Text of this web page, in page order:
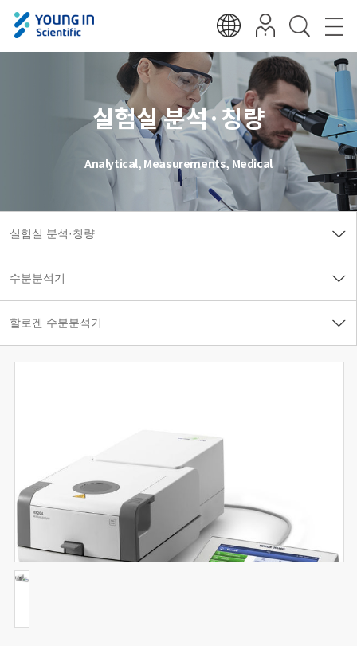
실험실 분석·칭량
Analytical, Measurements, Medical